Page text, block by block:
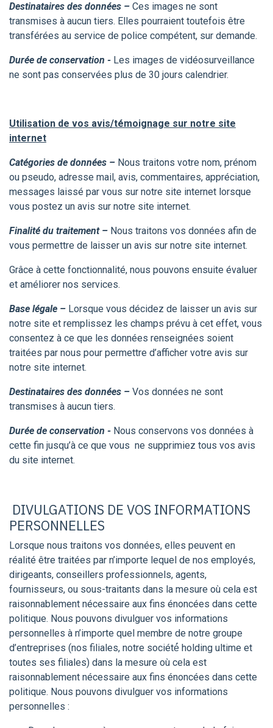
Destinataires des données – Ces images ne sont
transmises à aucun tiers. Elles pourraient toutefois être
transférées au service de police compétent, sur demande.
Durée de conservation - Les images de vidéosurveillance
ne sont pas conservées plus de 30 jours calendrier.
Utilisation de vos avis/témoignage sur notre site
internet
Catégories de données – Nous traitons votre nom, prénom
ou pseudo, adresse mail, avis, commentaires, appréciation,
messages laissé par vous sur notre site internet lorsque
vous postez un avis sur notre site internet.
Finalité du traitement – Nous traitons vos données afin de
vous permettre de laisser un avis sur notre site internet.
Grâce à cette fonctionnalité, nous pouvons ensuite évaluer
et améliorer nos services.
Base légale – Lorsque vous décidez de laisser un avis sur
notre site et remplissez les champs prévu à cet effet, vous
consentez à ce que les données renseignées soient
traitées par nous pour permettre d’afficher votre avis sur
notre site internet.
Destinataires des données – Vos données ne sont
transmises à aucun tiers.
Durée de conservation - Nous conservons vos données à
cette fin jusqu’à ce que vous ne supprimiez tous vos avis
du site internet.
DIVULGATIONS DE VOS INFORMATIONS
PERSONNELLES
Lorsque nous traitons vos données, elles peuvent en
réalité être traitées par n’importe lequel de nos employés,
dirigeants, conseillers professionnels, agents,
fournisseurs, ou sous-traitants dans la mesure où cela est
raisonnablement nécessaire aux fins énoncées dans cette
politique. Nous pouvons divulguer vos informations
personnelles à n’importe quel membre de notre groupe
d’entreprises (nos filiales, notre société́ holding ultime et
toutes ses filiales) dans la mesure où cela est
raisonnablement nécessaire aux fins énoncées dans cette
politique. Nous pouvons divulguer vos informations
personnelles :